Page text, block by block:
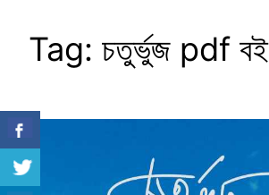
Tag: চতুর্ভুজ pdf বই